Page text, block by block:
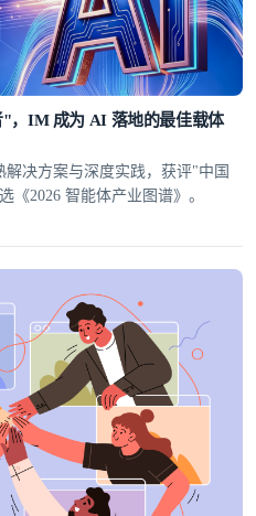
，IM 成为 AI 落地的最佳载体
决方案与深度实践，获评"中国
2026 智能体产业图谱》。